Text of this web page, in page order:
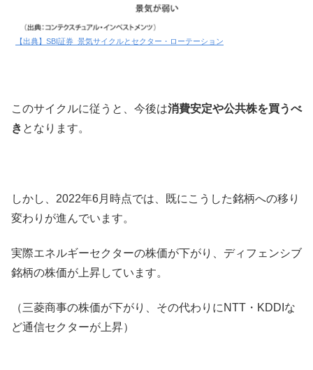
【出典】SBI証券_景気サイクルとセクター・ローテーション
このサイクルに従うと、今後は消費安定や公共株を買うべ
き となります。
しかし、2022年6月時点では、既にこうした銘柄への移り
変わりが進んでいます。
実際エネルギーセクターの株価が下がり、ディフェンシブ
銘柄の株価が上昇しています。
（三菱商事の株価が下がり、その代わりにNTT・KDDIな
ど通信セクターが上昇）